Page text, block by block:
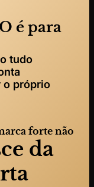
é para
tudo
o próprio
forte não
da